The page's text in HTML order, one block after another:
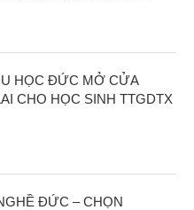
HỌC ĐỨC MỞ CỬA
CHO HỌC SINH TTGDTX
ĐỨC – CHỌN